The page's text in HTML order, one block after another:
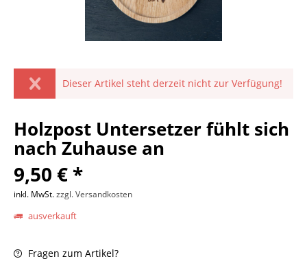
Dieser Artikel steht derzeit nicht zur Verfügung!
Holzpost Untersetzer fühlt sich
nach Zuhause an
9,50 € *
inkl. MwSt.zzgl. Versandkosten
ausverkauft
Fragen zum Artikel?